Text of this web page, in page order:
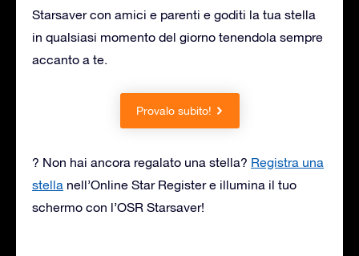
Starsaver con amici e parenti e goditi la tua stella
in qualsiasi momento del giorno tenendola sempre
accanto a te.
Provalo subito!
? Non hai ancora regalato una stella? Registra una
stella nell’Online Star Register e illumina il tuo
schermo con l’OSR Starsaver!